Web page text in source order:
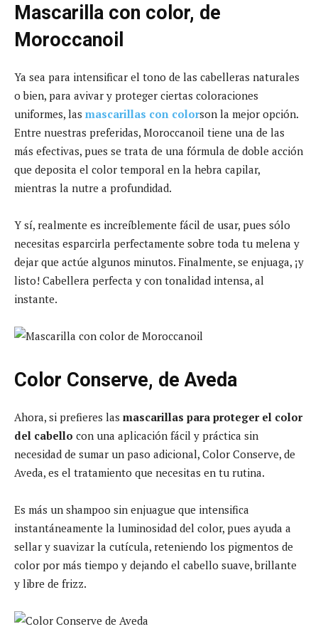
Mascarilla con color, de
Moroccanoil
Ya sea para intensificar el tono de las cabelleras naturales
o bien, para avivar y proteger ciertas coloraciones
uniformes, las mascarillas con colorson la mejor opción.
Entre nuestras preferidas, Moroccanoil tiene una de las
más efectivas, pues se trata de una fórmula de doble acción
que deposita el color temporal en la hebra capilar,
mientras la nutre a profundidad.
Y sí, realmente es increíblemente fácil de usar, pues sólo
necesitas esparcirla perfectamente sobre toda tu melena y
dejar que actúe algunos minutos. Finalmente, se enjuaga, ¡y
listo! Cabellera perfecta y con tonalidad intensa, al
instante.
Color Conserve, de Aveda
Ahora, si prefieres las mascarillas para proteger el color
del cabello con una aplicación fácil y práctica sin
necesidad de sumar un paso adicional, Color Conserve, de
Aveda, es el tratamiento que necesitas en tu rutina.
Es más un shampoo sin enjuague que intensifica
instantáneamente la luminosidad del color, pues ayuda a
sellar y suavizar la cutícula, reteniendo los pigmentos de
color por más tiempo y dejando el cabello suave, brillante
y libre de frizz.